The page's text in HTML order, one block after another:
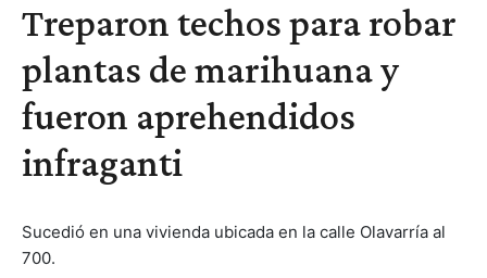
Treparon techos para robar
plantas de marihuana y
fueron aprehendidos
infraganti
Sucedió en una vivienda ubicada en la calle Olavarría al
700.